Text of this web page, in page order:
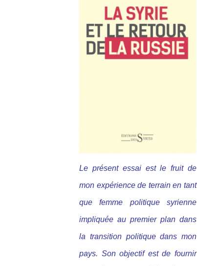
Le présent essai est le fruit de
mon expérience de terrain en tant
que femme politique syrienne
impliquée au premier plan dans
la transition politique dans mon
pays. Son objectif est de fournir